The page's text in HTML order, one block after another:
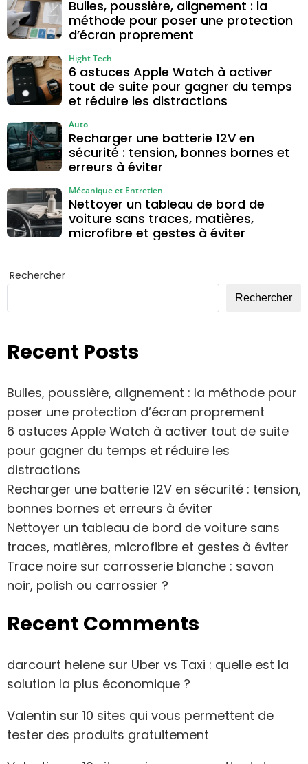
Bulles, poussière, alignement : la
méthode pour poser une protection
d’écran proprement
6 astuces Apple Watch à activer
tout de suite pour gagner du temps
et réduire les distractions
Hight Tech
Recharger une batterie 12V en
sécurité : tension, bonnes bornes et
erreurs à éviter
Auto
Nettoyer un tableau de bord de
voiture sans traces, matières,
microfibre et gestes à éviter
Mécanique et Entretien
Rechercher
Rechercher
Recent Posts
Bulles, poussière, alignement : la méthode pour
poser une protection d’écran proprement
6 astuces Apple Watch à activer tout de suite
pour gagner du temps et réduire les
distractions
Recharger une batterie 12V en sécurité : tension,
bonnes bornes et erreurs à éviter
Nettoyer un tableau de bord de voiture sans
traces, matières, microfibre et gestes à éviter
Trace noire sur carrosserie blanche : savon
noir, polish ou carrossier ?
Recent Comments
darcourt helene sur Uber vs Taxi : quelle est la
solution la plus économique ?
Valentin sur 10 sites qui vous permettent de
tester des produits gratuitement